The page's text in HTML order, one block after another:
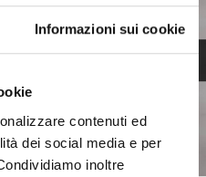
Informazioni sui cookie
contenuti ed
dei social media e per
inoltre